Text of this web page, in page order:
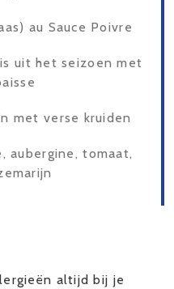
au Sauce Poivre
uit het seizoen met
met verse kruiden
aubergine, tomaat,
altijd bij je